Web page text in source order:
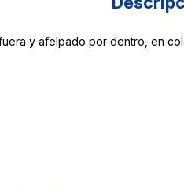
y afelpado por dentro, en